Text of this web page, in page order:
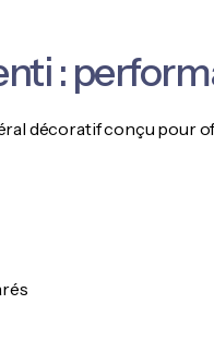
:
décoratif conçu pour